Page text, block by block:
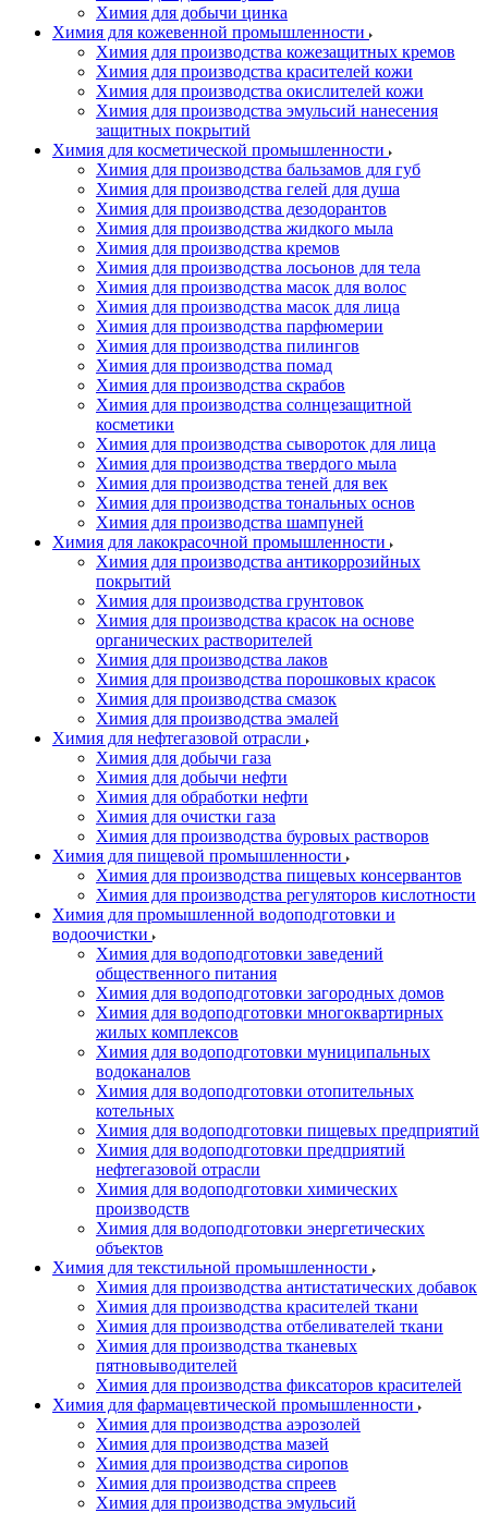
Химия для добычи цинка
Химия для кожевенной промышленности
Химия для производства кожезащитных кремов
Химия для производства красителей кожи
Химия для производства окислителей кожи
Химия для производства эмульсий нанесения
защитных покрытий
Химия для косметической промышленности
Химия для производства бальзамов для губ
Химия для производства гелей для душа
Химия для производства дезодорантов
Химия для производства жидкого мыла
Химия для производства кремов
Химия для производства лосьонов для тела
Химия для производства масок для волос
Химия для производства масок для лица
Химия для производства парфюмерии
Химия для производства пилингов
Химия для производства помад
Химия для производства скрабов
Химия для производства солнцезащитной
косметики
Химия для производства сывороток для лица
Химия для производства твердого мыла
Химия для производства теней для век
Химия для производства тональных основ
Химия для производства шампуней
Химия для лакокрасочной промышленности
Химия для производства антикоррозийных
покрытий
Химия для производства грунтовок
Химия для производства красок на основе
органических растворителей
Химия для производства лаков
Химия для производства порошковых красок
Химия для производства смазок
Химия для производства эмалей
Химия для нефтегазовой отрасли
Химия для добычи газа
Химия для добычи нефти
Химия для обработки нефти
Химия для очистки газа
Химия для производства буровых растворов
Химия для пищевой промышленности
Химия для производства пищевых консервантов
Химия для производства регуляторов кислотности
Химия для промышленной водоподготовки и
водоочистки
Химия для водоподготовки заведений
общественного питания
Химия для водоподготовки загородных домов
Химия для водоподготовки многоквартирных
жилых комплексов
Химия для водоподготовки муниципальных
водоканалов
Химия для водоподготовки отопительных
котельных
Химия для водоподготовки пищевых предприятий
Химия для водоподготовки предприятий
нефтегазовой отрасли
Химия для водоподготовки химических
производств
Химия для водоподготовки энергетических
объектов
Химия для текстильной промышленности
Химия для производства антистатических добавок
Химия для производства красителей ткани
Химия для производства отбеливателей ткани
Химия для производства тканевых
пятновыводителей
Химия для производства фиксаторов красителей
Химия для фармацевтической промышленности
Химия для производства аэрозолей
Химия для производства мазей
Химия для производства сиропов
Химия для производства спреев
Химия для производства эмульсий